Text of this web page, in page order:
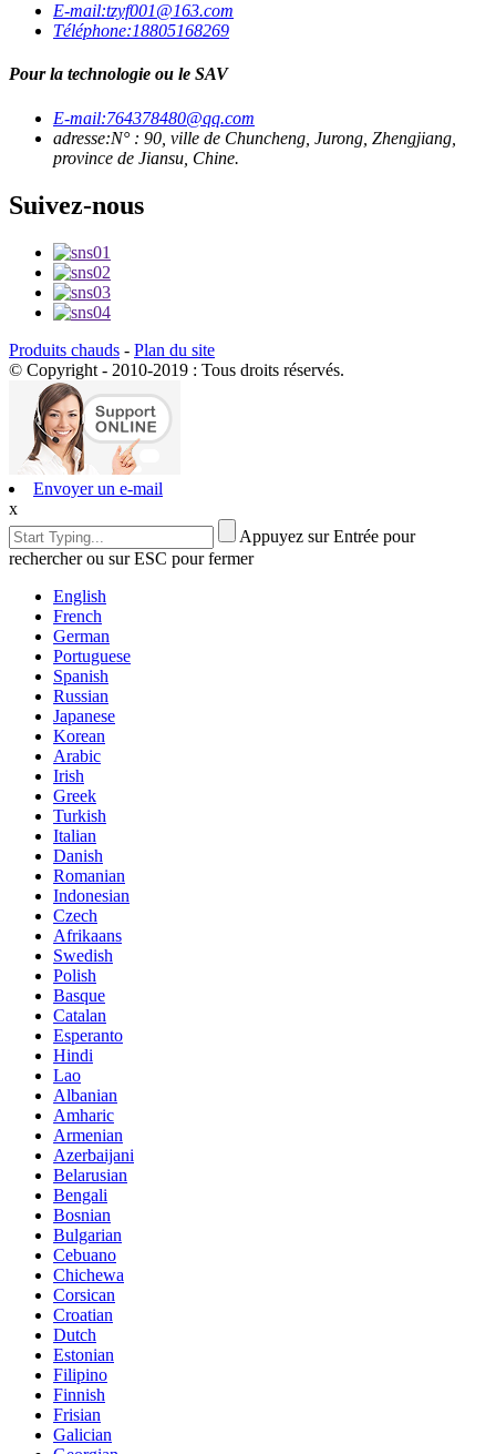
E-mail:tzyf001@163.com
Téléphone:18805168269
Pour la technologie ou le SAV
E-mail:764378480@qq.com
adresse:N° : 90, ville de Chuncheng, Jurong, Zhengjiang,
province de Jiansu, Chine.
Suivez-nous
Produits chauds - Plan du site
© Copyright - 2010-2019 : Tous droits réservés.
Envoyer un e-mail
x
Appuyez sur Entrée pour
rechercher ou sur ESC pour fermer
English
French
German
Portuguese
Spanish
Russian
Japanese
Korean
Arabic
Irish
Greek
Turkish
Italian
Danish
Romanian
Indonesian
Czech
Afrikaans
Swedish
Polish
Basque
Catalan
Esperanto
Hindi
Lao
Albanian
Amharic
Armenian
Azerbaijani
Belarusian
Bengali
Bosnian
Bulgarian
Cebuano
Chichewa
Corsican
Croatian
Dutch
Estonian
Filipino
Finnish
Frisian
Galician